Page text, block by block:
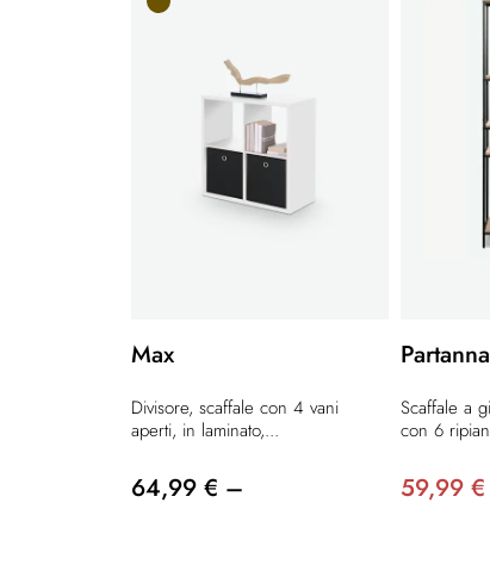
Max
Divisore, scaffale con 4 vani
aperti, in laminato,...
64,99 € –
Partanna
Scaffale a
con 6
59,99